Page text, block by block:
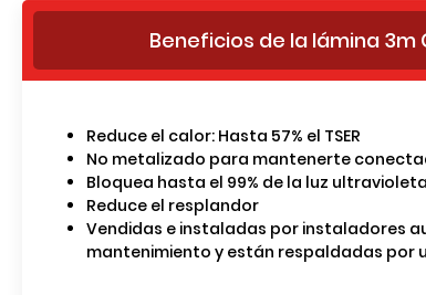
Beneficios de la lámina 3m
Reduce el calor: Hasta 57% el TSER
No metalizado para mantenerte
Bloquea hasta el 99% de la luz
Reduce el resplandor
Vendidas e instaladas por instaladores
mantenimiento y están respaldadas por